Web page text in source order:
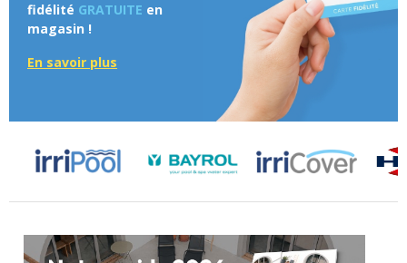
fidélité GRATUITE en
magasin !
En savoir plus